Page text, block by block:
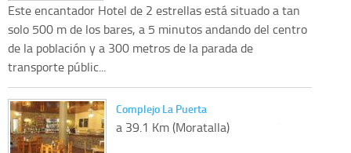
Este encantador Hotel de 2 estrellas está situado a tan
solo 500 m de los bares, a 5 minutos andando del centro
de la población y a 300 metros de la parada de
transporte públic...
Complejo La Puerta
a 39.1 Km (Moratalla)